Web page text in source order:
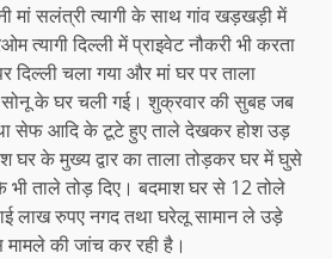
मां सलंत्री त्यागी के साथ गांव खड़खड़ी में
त्यागी दिल्ली में प्राइवेट नौकरी भी करता
दिल्ली चला गया और मां घर पर ताला
सोनू के घर चली गई। शुक्रवार की सुबह जब
सेफ आदि के टूटे हुए ताले देखकर होश उड़
घर के मुख्य द्वार का ताला तोड़कर घर में घुसे
ताले तोड़ दिए। बदमाश घर से 12 तोले
लाख रुपए नगद तथा घरेलू सामान ले उड़े
की जांच कर रही है।